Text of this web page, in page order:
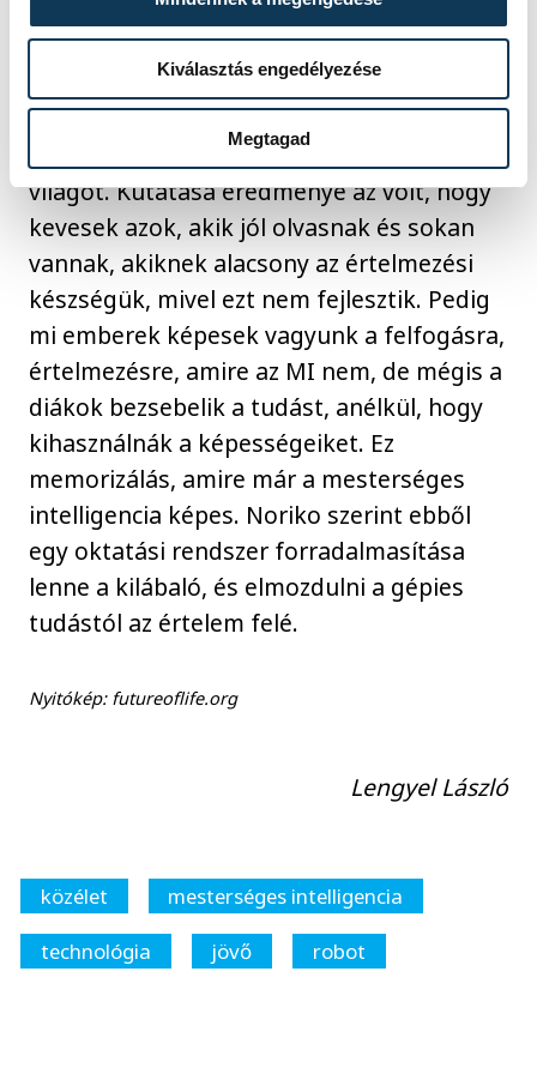
Kiválasztás engedélyezése
Megtagad
Iszlám
Buddhizmus
Ezután Noriko elkezdte kutatni az emberi
világot. Kutatása eredménye az volt, hogy
kevesek azok, akik jól olvasnak és sokan
vannak, akiknek alacsony az értelmezési
készségük, mivel ezt nem fejlesztik. Pedig
mi emberek képesek vagyunk a felfogásra,
értelmezésre, amire az MI nem, de mégis a
diákok bezsebelik a tudást, anélkül, hogy
kihasználnák a képességeiket. Ez
memorizálás, amire már a mesterséges
intelligencia képes. Noriko szerint ebből
egy oktatási rendszer forradalmasítása
lenne a kilábaló, és elmozdulni a gépies
tudástól az értelem felé.
Nyitókép: futureoflife.org
Lengyel László
közélet
mesterséges intelligencia
technológia
jövő robot